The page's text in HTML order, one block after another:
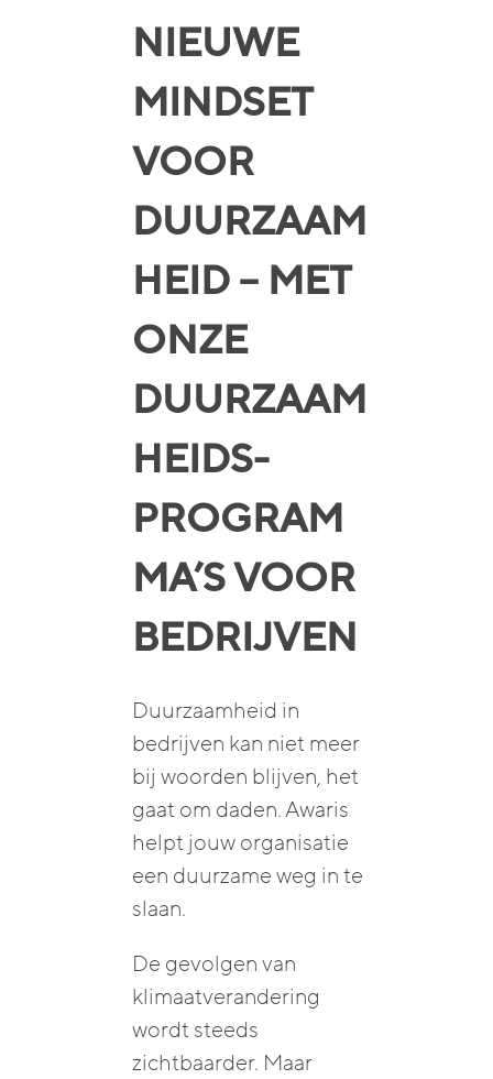
NIEUWE
MINDSET
VOOR
DUURZAAM
HEID – MET
ONZE
DUURZAAM
HEIDS­
PROGRAM
MA’SVOOR
BEDRIJVEN
Duurzaamheid in
bedrijven kan niet meer
bij woorden blijven, het
gaat om daden. Awaris
helpt jouw organisatie
een duurzame weg in te
slaan.
De gevolgen van
klimaatverandering
wordt steeds
zichtbaarder. Maar